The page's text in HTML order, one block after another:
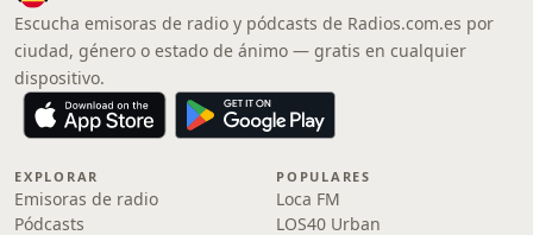
Escucha emisoras de radio y pódcasts de Radios.com.es por
ciudad, género o estado de ánimo — gratis en cualquier
dispositivo.
EXPLORAR
Emisoras de radio
Pódcasts
POPULARES
Loca FM
LOS40 Urban